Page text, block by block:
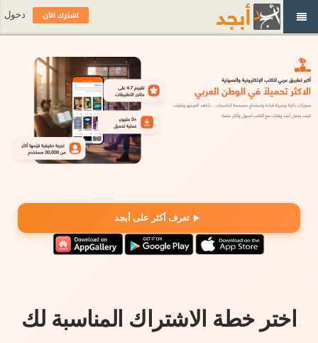
تعرف أكثر على أبجد
اختر خطة الاشتراك المناسبة لك
اشترك الآن دخول